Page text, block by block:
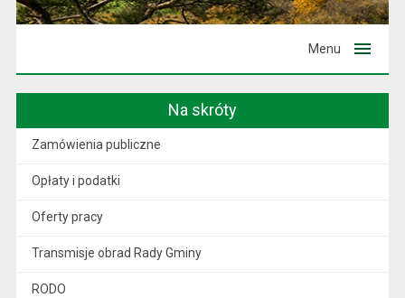
Menu
Na skróty
Zamówienia publiczne
Opłaty i podatki
Oferty pracy
Transmisje obrad Rady Gminy
RODO